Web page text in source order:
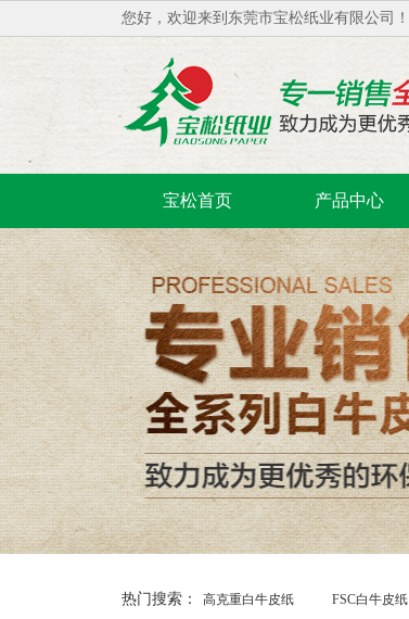
您好，欢迎来到东莞市宝松纸业有限公司！
宝松首页 产品中心
热门搜索： 高克重白牛皮纸 FSC白牛皮纸